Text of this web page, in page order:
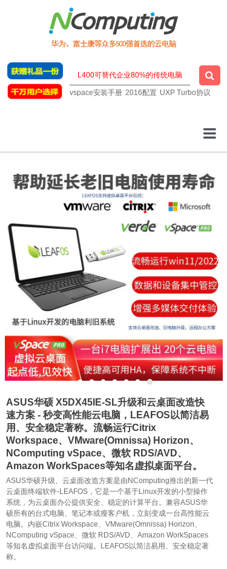
vspace安装手册 2016配置 UXP Turbo协议
技
联
ASUS华硕 X5DX45IE-SL升级和云桌面改造快
速方案 - 秒变高性能云电脑，LEAFOS以简洁易
用、安全稳定著称。流畅运行Citrix
Workspace、VMware(Omnissa) Horizon、
NComputing vSpace、微软 RDS/AVD、
Amazon WorkSpaces等知名虚拟桌面平台。
ASUS华硕升级、云桌面改造方案是由NComputing推出的新一代
云桌面终端软件-LEAFOS，它是一个基于Linux开发的小型操作
系统，为云桌面办公提供安全、稳定的计算平台。兼容ASUS华
硕所有的台式电脑、笔记本或瘦客户机，立刻变成一台高性能云
电脑。内嵌Citrix Workspace、VMware(Omnissa) Horizon、
NComputing vSpace、微软 RDS/AVD、Amazon WorkSpaces
等知名虚拟桌面平台访问端。LEAFOS以简洁易用、安全稳定著
称。